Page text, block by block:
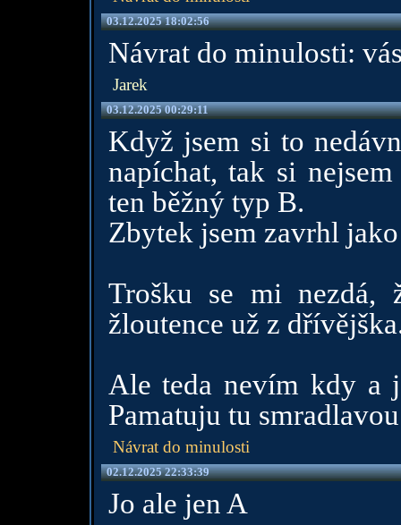
03.12.2025 18:02:56
Návrat do minulosti:
Jarek
03.12.2025 00:29:11
Když jsem si to
napíchat, tak si
ten běžný typ B.
Zbytek jsem zavrhl
Trošku se mi nezdá,
žloutence už z
Ale teda nevím kdy a
Pamatuju tu
Návrat do minulosti
02.12.2025 22:33:39
Jo ale jen A